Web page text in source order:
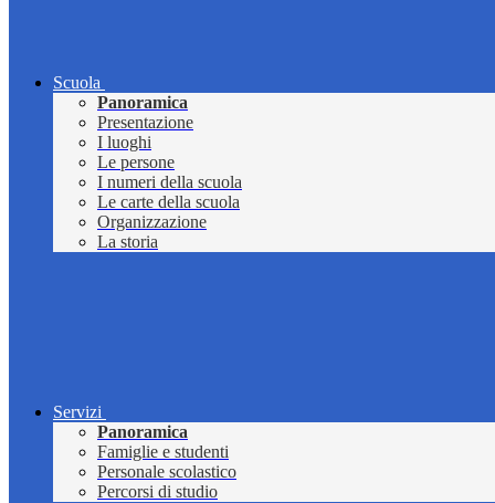
Scuola
Panoramica
Presentazione
I luoghi
Le persone
I numeri della scuola
Le carte della scuola
Organizzazione
La storia
Servizi
Panoramica
Famiglie e studenti
Personale scolastico
Percorsi di studio